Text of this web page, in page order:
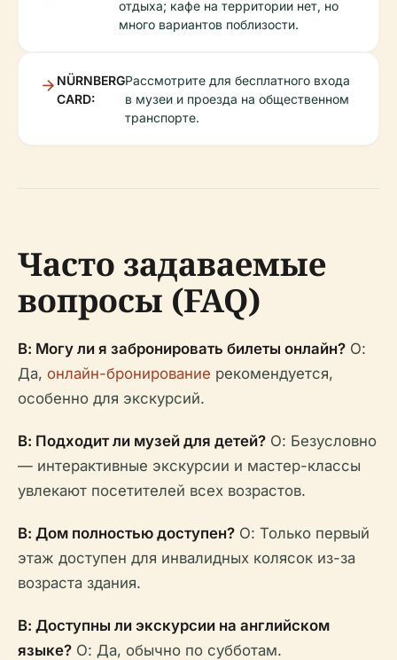
отдыха; кафе на территории нет, но
много вариантов поблизости.
NÜRNBERG
CARD:
Рассмотрите для бесплатного входа
в музеи и проезда на общественном
транспорте.
Часто задаваемые
вопросы (FAQ)
В: Могу ли я забронировать билеты онлайн? О:
Да, онлайн-бронирование рекомендуется,
особенно для экскурсий.
В: Подходит ли музей для детей? О: Безусловно
— интерактивные экскурсии и мастер-классы
увлекают посетителей всех возрастов.
В: Дом полностью доступен? О: Только первый
этаж доступен для инвалидных колясок из-за
возраста здания.
В: Доступны ли экскурсии на английском
языке? О: Да, обычно по субботам.